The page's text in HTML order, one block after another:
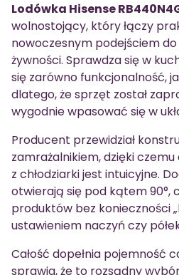
Lodówka Hisense
wolnostojący, który łączy
nowoczesnym podejściem
żywności. Sprawdza się w
się zarówno funkcjonalność,
dlatego, że sprzęt został
wygodnie wpasować się w
Producent przewidział
zamrażalnikiem, dzięki
z chłodziarki jest intuicyjne.
otwierają się pod kątem 90°,
produktów bez konieczności
ustawieniem naczyń czy
Całość dopełnia pojemność
sprawia, że to rozsądny